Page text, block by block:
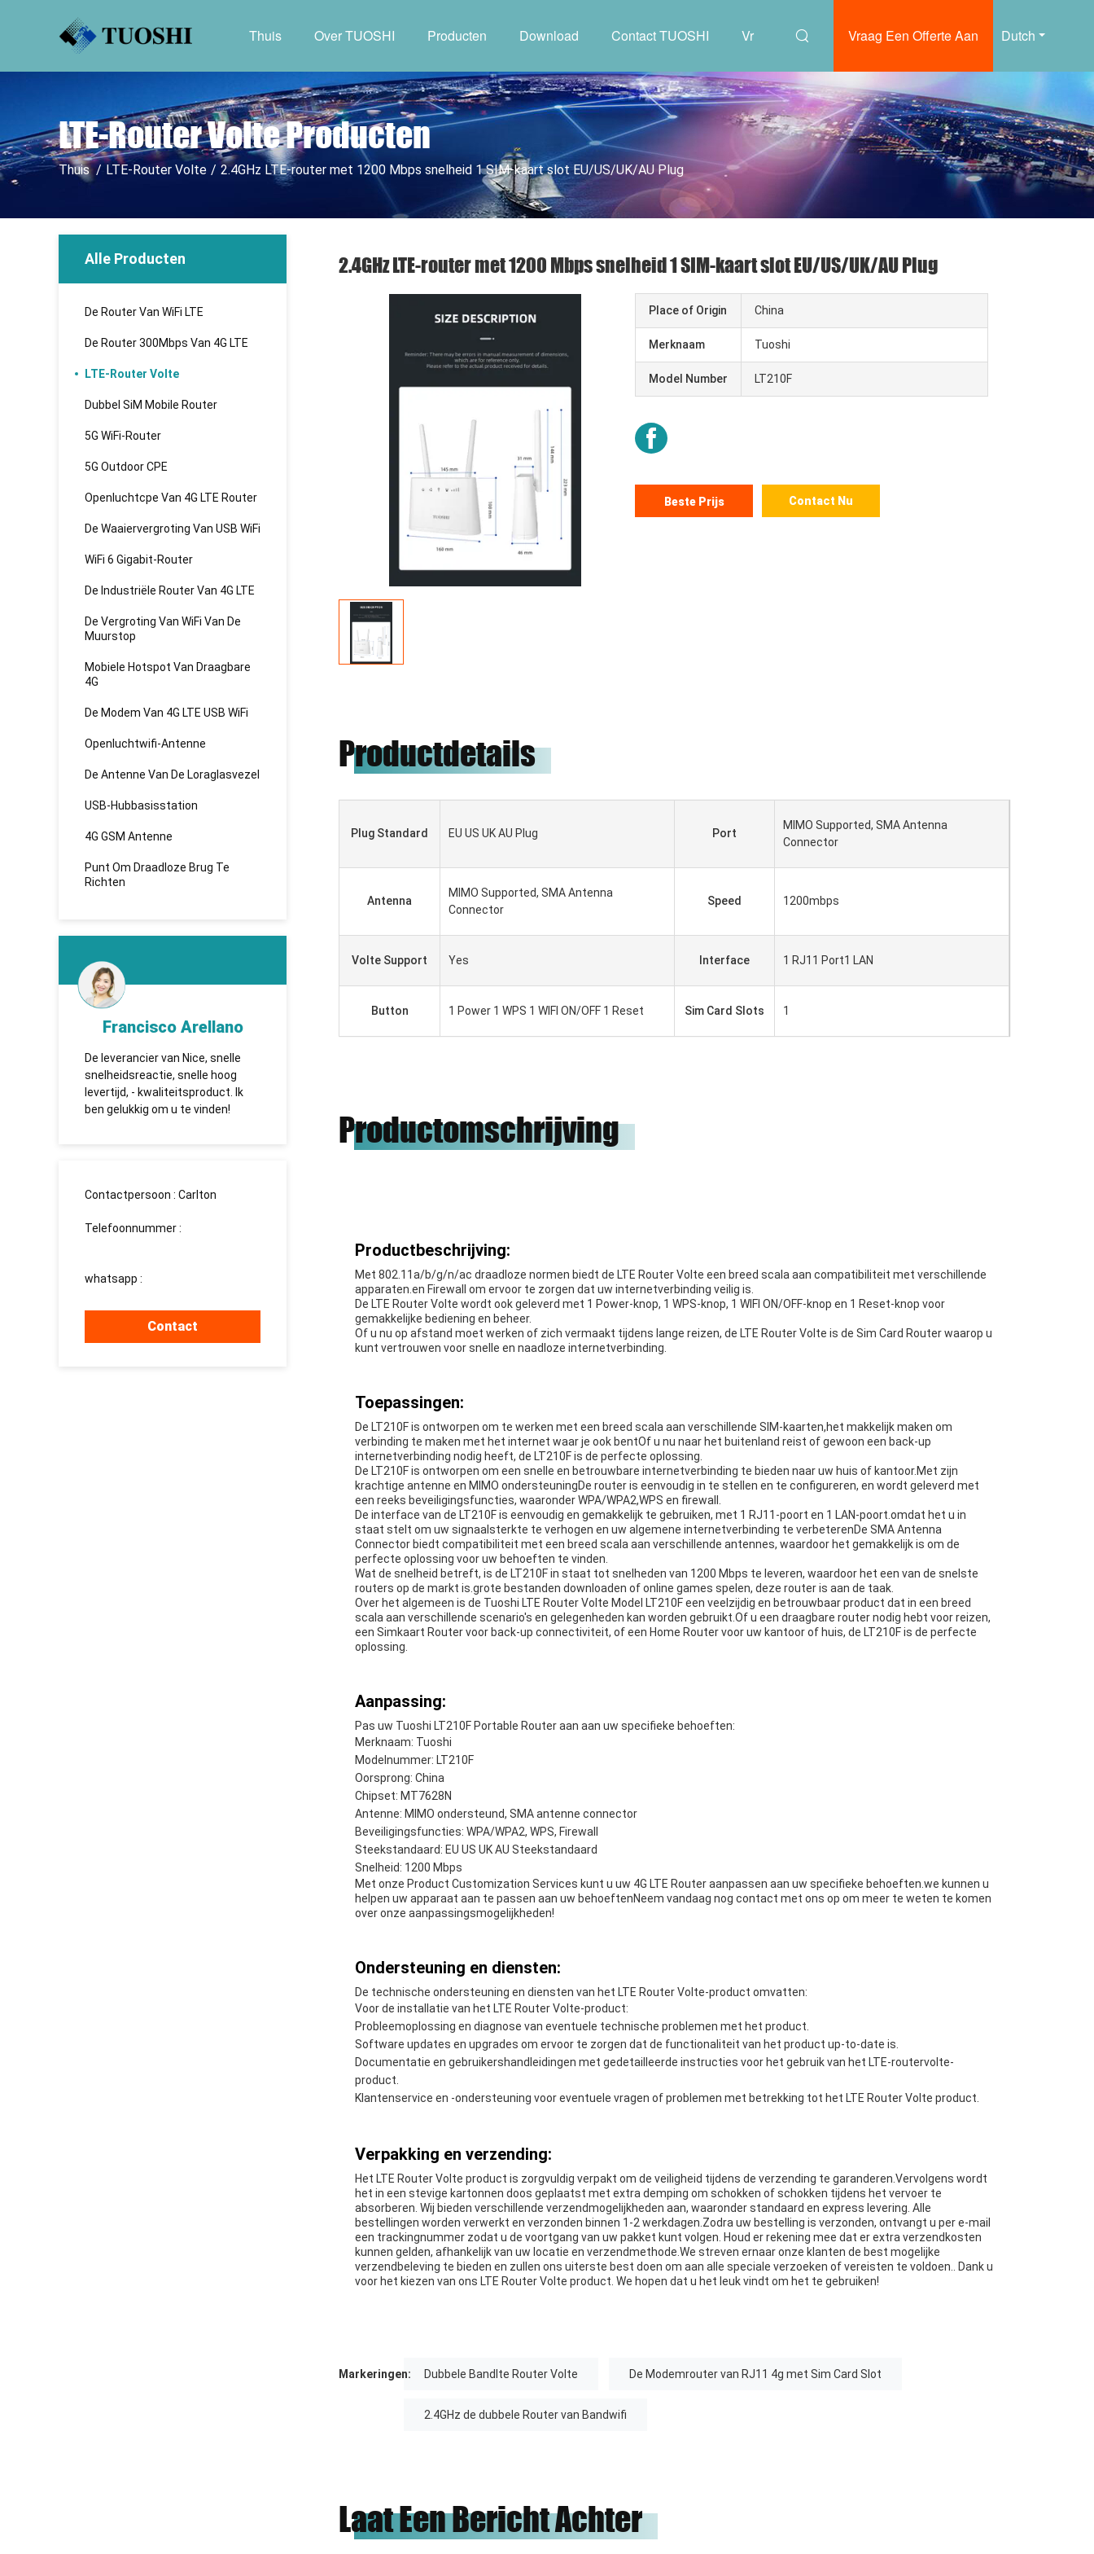
Dutch
Vraag Een Offerte Aan
Thuis Over TUOSHI Producten Download Contact TUOSHI Vr
LTE-Router Volte Producten
Thuis / LTE-Router Volte / 2.4GHz LTE-router met 1200 Mbps snelheid 1 SIM-kaart slot EU/US/UK/AU Plug
Alle Producten
De Router Van WiFi LTE
De Router 300Mbps Van 4G LTE
LTE-Router Volte
Dubbel SiM Mobile Router
5G WiFi-Router
5G Outdoor CPE
Openluchtcpe Van 4G LTE Router
De Waaiervergroting Van USB WiFi
WiFi 6 Gigabit-Router
De Industriële Router Van 4G LTE
De Vergroting Van WiFi Van De
Muurstop
Mobiele Hotspot Van Draagbare
4G
De Modem Van 4G LTE USB WiFi
Openluchtwifi-Antenne
De Antenne Van De Loraglasvezel
USB-Hubbasisstation
4G GSM Antenne
Punt Om Draadloze Brug Te
Richten
Francisco Arellano
De leverancier van Nice, snelle
snelheidsreactie, snelle hoog
levertijd, - kwaliteitsproduct. Ik
ben gelukkig om u te vinden!
werken.
Contactpersoon : Carlton
Telefoonnummer :
whatsapp :
Contact
2.4GHz LTE-router met 1200 Mbps snelheid 1 SIM-kaart slot EU/US/UK/AU Plug
Place of Origin China
Merknaam Tuoshi
Model Number LT210F
Beste Prijs Contact Nu
Productdetails
Plug Standard EU US UK AU Plug Port
MIMO Supported, SMA Antenna
Connector
Antenna
MIMO Supported, SMA Antenna
Connector
Speed 1200mbps
Volte Support Yes Interface 1 RJ11 Port1 LAN
Button 1 Power 1 WPS 1 WIFI ON/OFF 1 Reset Sim Card Slots 1
Productomschrijving
Productbeschrijving:
Met 802.11a/b/g/n/ac draadloze normen biedt de LTE Router Volte een breed scala aan compatibiliteit met verschillende
apparaten.en Firewall om ervoor te zorgen dat uw internetverbinding veilig is.
De LTE Router Volte wordt ook geleverd met 1 Power-knop, 1 WPS-knop, 1 WIFI ON/OFF-knop en 1 Reset-knop voor
gemakkelijke bediening en beheer.
Of u nu op afstand moet werken of zich vermaakt tijdens lange reizen, de LTE Router Volte is de Sim Card Router waarop u
kunt vertrouwen voor snelle en naadloze internetverbinding.
Toepassingen:
De LT210F is ontworpen om te werken met een breed scala aan verschillende SIM-kaarten,het makkelijk maken om
verbinding te maken met het internet waar je ook bentOf u nu naar het buitenland reist of gewoon een back-up
internetverbinding nodig heeft, de LT210F is de perfecte oplossing.
De LT210F is ontworpen om een snelle en betrouwbare internetverbinding te bieden naar uw huis of kantoor.Met zijn
krachtige antenne en MIMO ondersteuningDe router is eenvoudig in te stellen en te configureren, en wordt geleverd met
een reeks beveiligingsfuncties, waaronder WPA/WPA2,WPS en firewall.
De interface van de LT210F is eenvoudig en gemakkelijk te gebruiken, met 1 RJ11-poort en 1 LAN-poort.omdat het u in
staat stelt om uw signaalsterkte te verhogen en uw algemene internetverbinding te verbeterenDe SMA Antenna
Connector biedt compatibiliteit met een breed scala aan verschillende antennes, waardoor het gemakkelijk is om de
perfecte oplossing voor uw behoeften te vinden.
Wat de snelheid betreft, is de LT210F in staat tot snelheden van 1200 Mbps te leveren, waardoor het een van de snelste
routers op de markt is.grote bestanden downloaden of online games spelen, deze router is aan de taak.
Over het algemeen is de Tuoshi LTE Router Volte Model LT210F een veelzijdig en betrouwbaar product dat in een breed
scala aan verschillende scenario's en gelegenheden kan worden gebruikt.Of u een draagbare router nodig hebt voor reizen,
een Simkaart Router voor back-up connectiviteit, of een Home Router voor uw kantoor of huis, de LT210F is de perfecte
oplossing.
Aanpassing:
Pas uw Tuoshi LT210F Portable Router aan aan uw specifieke behoeften:
Merknaam: Tuoshi
Modelnummer: LT210F
Oorsprong: China
Chipset: MT7628N
Antenne: MIMO ondersteund, SMA antenne connector
Beveiligingsfuncties: WPA/WPA2, WPS, Firewall
Steekstandaard: EU US UK AU Steekstandaard
Snelheid: 1200 Mbps
Met onze Product Customization Services kunt u uw 4G LTE Router aanpassen aan uw specifieke behoeften.we kunnen u
helpen uw apparaat aan te passen aan uw behoeftenNeem vandaag nog contact met ons op om meer te weten te komen
over onze aanpassingsmogelijkheden!
Ondersteuning en diensten:
De technische ondersteuning en diensten van het LTE Router Volte-product omvatten:
Voor de installatie van het LTE Router Volte-product:
Probleemoplossing en diagnose van eventuele technische problemen met het product.
Software updates en upgrades om ervoor te zorgen dat de functionaliteit van het product up-to-date is.
Documentatie en gebruikershandleidingen met gedetailleerde instructies voor het gebruik van het LTE-routervolte-
product.
Klantenservice en -ondersteuning voor eventuele vragen of problemen met betrekking tot het LTE Router Volte product.
Verpakking en verzending:
Het LTE Router Volte product is zorgvuldig verpakt om de veiligheid tijdens de verzending te garanderen.Vervolgens wordt
het in een stevige kartonnen doos geplaatst met extra demping om schokken of schokken tijdens het vervoer te
absorberen. Wij bieden verschillende verzendmogelijkheden aan, waaronder standaard en express levering. Alle
bestellingen worden verwerkt en verzonden binnen 1-2 werkdagen.Zodra uw bestelling is verzonden, ontvangt u per e-mail
een trackingnummer zodat u de voortgang van uw pakket kunt volgen. Houd er rekening mee dat er extra verzendkosten
kunnen gelden, afhankelijk van uw locatie en verzendmethode.We streven ernaar onze klanten de best mogelijke
verzendbeleving te bieden en zullen ons uiterste best doen om aan alle speciale verzoeken of vereisten te voldoen.. Dank u
voor het kiezen van ons LTE Router Volte product. We hopen dat u het leuk vindt om het te gebruiken!
Markeringen: Dubbele Bandlte Router Volte De Modemrouter van RJ11 4g met Sim Card Slot
2.4GHz de dubbele Router van Bandwifi
Laat Een Bericht Achter